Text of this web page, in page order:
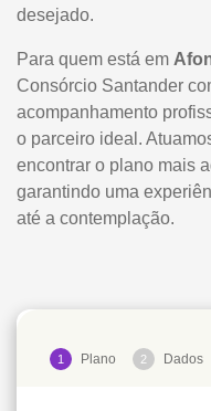
desejado.
Para quem está em
Consórcio Santander
acompanhamento
o parceiro ideal.
encontrar o plano mais
garantindo uma
até a contemplação.
1 Plano 2 Dados